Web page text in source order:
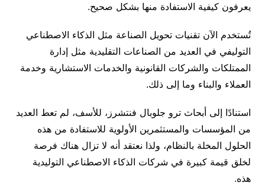
يعرفون كيفية الاستفادة منها بشكل صحيح.
تُستخدم الآن تقنيات تحويل الصناعة مثل الذكاء الاصطناعي
التوليفي في العديد من الصناعات التقليدية مثل إدارة
الممتلكات والشركات القانونية والخدمات الاستشارية وخدمة
العملاء والبناء وما إلى ذلك.
استنادًا إلى أبحاث ترو جلوبال فنتشرز، للأسف، لم تعط العديد
من المؤسسات والمستثمرين الأولوية للاستفادة من هذه
الحلول المخلة بالنظام، ولذا نعتقد أنه لا تزال هناك فرصة
لخلق قيمة كبيرة في شركات الذكاء الاصطناعي التوليدية
هذه.